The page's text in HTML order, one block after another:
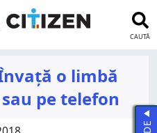
CAUTĂ
o limbă
pe telefon